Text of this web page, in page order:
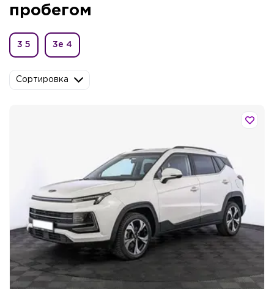
пробегом
3 5 3е 4
Сортировка